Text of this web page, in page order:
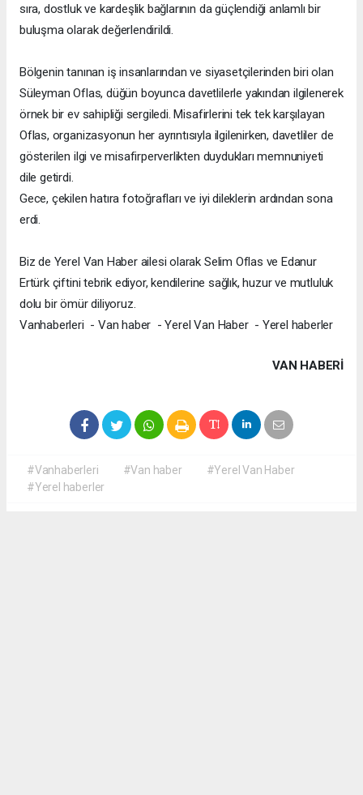
sıra, dostluk ve kardeşlik bağlarının da güçlendiği anlamlı bir
buluşma olarak değerlendirildi.
Bölgenin tanınan iş insanlarından ve siyasetçilerinden biri olan
Süleyman Oflas, düğün boyunca davetlilerle yakından ilgilenerek
örnek bir ev sahipliği sergiledi. Misafirlerini tek tek karşılayan
Oflas, organizasyonun her ayrıntısıyla ilgilenirken, davetliler de
gösterilen ilgi ve misafirperverlikten duydukları memnuniyeti
dile getirdi.
Gece, çekilen hatıra fotoğrafları ve iyi dileklerin ardından sona
erdi.
Biz de Yerel Van Haber ailesi olarak Selim Oflas ve Edanur
Ertürk çiftini tebrik ediyor, kendilerine sağlık, huzur ve mutluluk
dolu bir ömür diliyoruz.
Vanhaberleri - Van haber - Yerel Van Haber - Yerel haberler
VAN HABERİ
#Vanhaberleri #Van haber
#Yerel Van Haber
#Yerel haberler